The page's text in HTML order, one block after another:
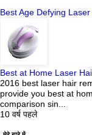
Best Age Defying Laser
Best at Home Laser
2016 best laser hair
provide you best at
comparison sin...
10 वर्ष पहले